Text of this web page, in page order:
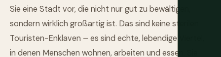
Sie eine Stadt vor, die nicht nur gut zu bewältigen,
sondern wirklich großartig ist. Das sind keine sterilen
Touristen-Enklaven – es sind echte, lebendige Viertel,
in denen Menschen wohnen, arbeiten und essen. Sie